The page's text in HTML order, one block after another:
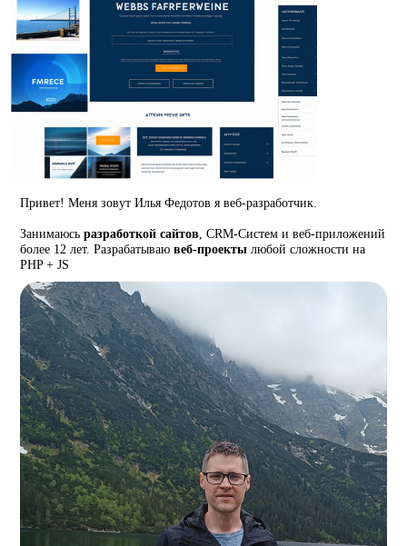
Привет! Меня зовут Илья Федотов я веб-разработчик.
Занимаюсьразработкой сайтов , CRM-Систем и веб-приложений
более 12 лет. Разрабатываювеб-проекты любой сложности на
PHP + JS